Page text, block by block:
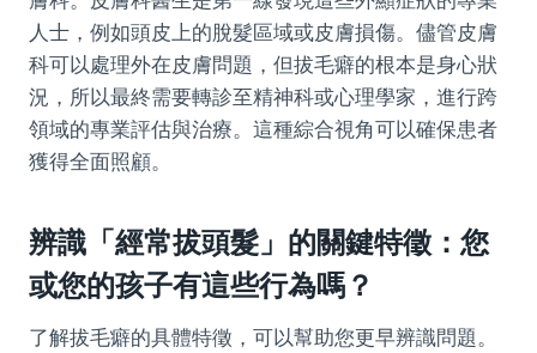
人士，例如頭皮上的脫髮區域或皮膚損傷。儘管皮膚
科可以處理外在皮膚問題，但拔毛癖的根本是身心狀
況，所以最終需要轉診至精神科或心理學家，進行跨
領域的專業評估與治療。這種綜合視角可以確保患者
獲得全面照顧。
辨識「經常拔頭髮」的關鍵特徵：您
或您的孩子有這些行為嗎？
了解拔毛癖的具體特徵，可以幫助您更早辨識問題。